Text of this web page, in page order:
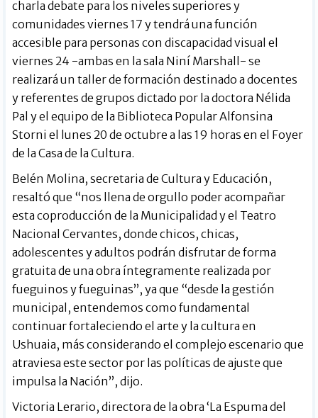
charla debate para los niveles superiores y
comunidades viernes 17 y tendrá una función
accesible para personas con discapacidad visual el
viernes 24 -ambas en la sala Niní Marshall- se
realizará un taller de formación destinado a docentes
y referentes de grupos dictado por la doctora Nélida
Pal y el equipo de la Biblioteca Popular Alfonsina
Storni el lunes 20 de octubre a las 19 horas en el Foyer
de la Casa de la Cultura.
Belén Molina, secretaria de Cultura y Educación,
resaltó que “nos llena de orgullo poder acompañar
esta coproducción de la Municipalidad y el Teatro
Nacional Cervantes, donde chicos, chicas,
adolescentes y adultos podrán disfrutar de forma
gratuita de una obra íntegramente realizada por
fueguinos y fueguinas”, ya que “desde la gestión
municipal, entendemos como fundamental
continuar fortaleciendo el arte y la cultura en
Ushuaia, más considerando el complejo escenario que
atraviesa este sector por las políticas de ajuste que
impulsa la Nación”, dijo.
Victoria Lerario, directora de la obra ‘La Espuma del